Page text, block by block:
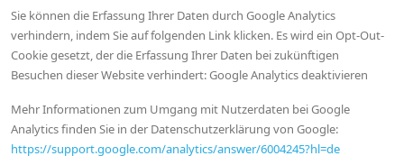
Sie können die Erfassung Ihrer Daten durch Google Analytics
verhindern, indem Sie auf folgenden Link klicken. Es wird ein Opt-Out-
Cookie gesetzt, der die Erfassung Ihrer Daten bei zukünftigen
Besuchen dieser Website verhindert: Google Analytics deaktivieren
Mehr Informationen zum Umgang mit Nutzerdaten bei Google
Analytics finden Sie in der Datenschutzerklärung von Google:
https://support.google.com/analytics/answer/6004245?hl=de